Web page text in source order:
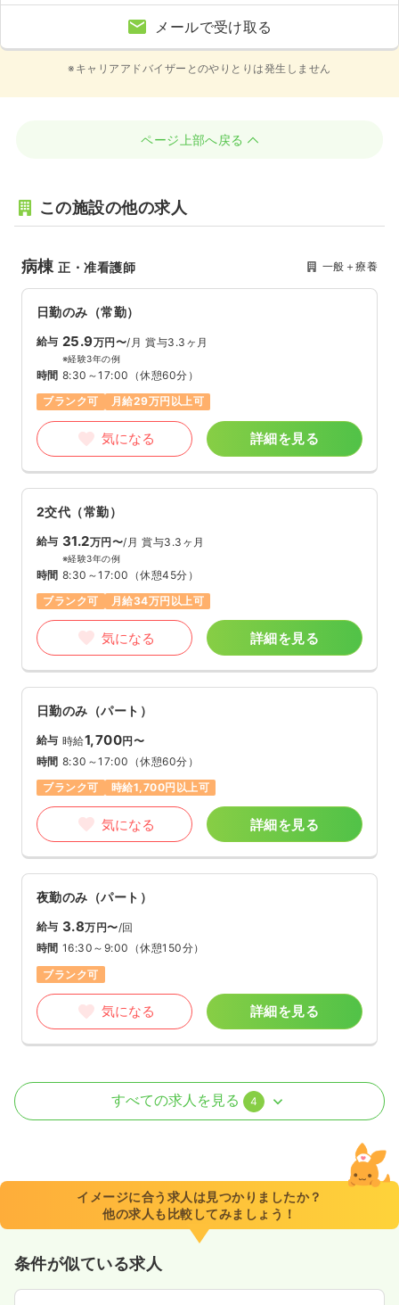
メールで受け取る
※キャリアアドバイザーとのやりとりは発生しません
ページ上部へ戻る
この施設の他の求人
病棟正・准看護師 一般＋療養
日勤のみ（常勤）
給与 25.9万円〜/月 賞与3.3ヶ月
※経験3年の例
時間 8:30～17:00 （休憩60分）
ブランク可
月給29万円以上可
気になる 詳細を見る
2交代（常勤）
給与 31.2万円〜/月 賞与3.3ヶ月
※経験3年の例
時間 8:30～17:00 （休憩45分）
ブランク可
月給34万円以上可
気になる 詳細を見る
日勤のみ（パート）
給与 時給1,700円〜
時間 8:30～17:00 （休憩60分）
ブランク可
時給1,700円以上可
気になる 詳細を見る
夜勤のみ（パート）
給与 3.8万円〜/回
時間 16:30～9:00 （休憩150分）
ブランク可
気になる 詳細を見る
外来 正・准看護師
8:30～17:00（休憩60分）
日祝休み
ブランク可 月給29万円以上可
気になる
すべての求人を見る 4
イメージに合う求人は見つかりましたか？
他の求人も比較してみましょう！
条件が似ている求人